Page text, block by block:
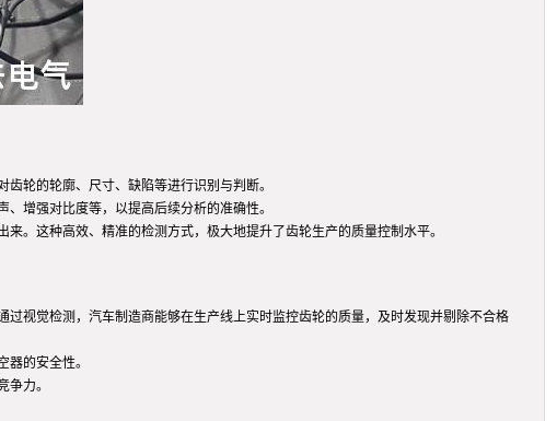
轮的轮廓、尺寸、缺陷等进行识别与判断。
增强对比度等，以提高后续分析的准确性。
。这种高效、精准的检测方式，极大地提升了齿轮生产的质量控制水平。
视觉检测，汽车制造商能够在生产线上实时监控齿轮的质量，及时发现并剔除不合格
的安全性。
力。